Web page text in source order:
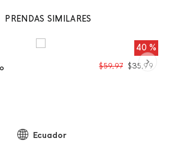
PRENDAS SIMILARES
40 %
$59,97 $35,99
Ecuador